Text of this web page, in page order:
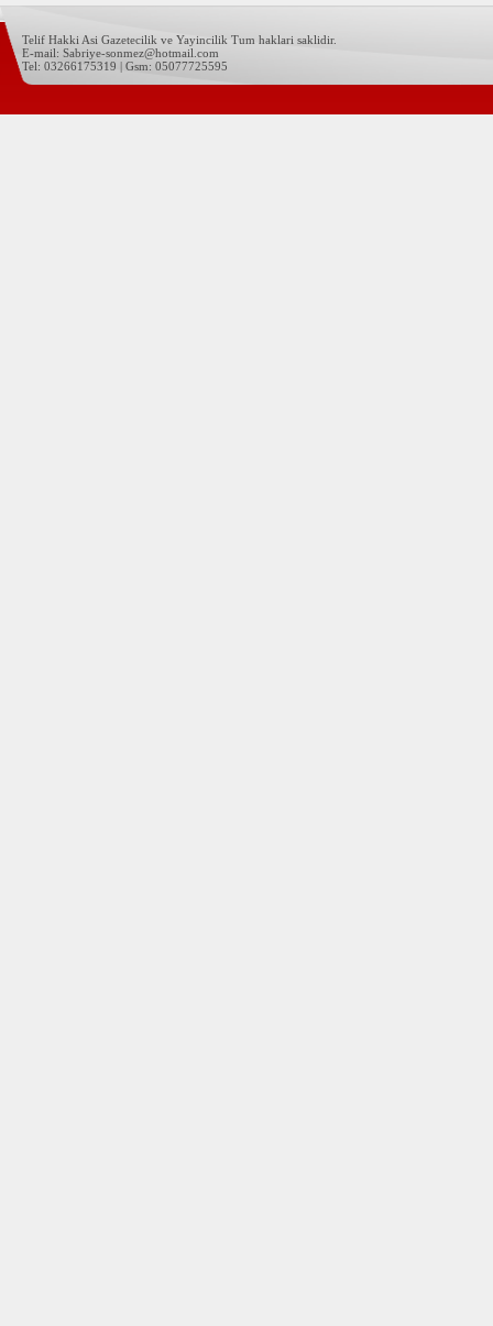
Telif Hakki Asi Gazetecilik ve Yayincilik Tum haklari saklidir.
E-mail: Sabriye-sonmez@hotmail.com
Tel: 03266175319 | Gsm: 05077725595